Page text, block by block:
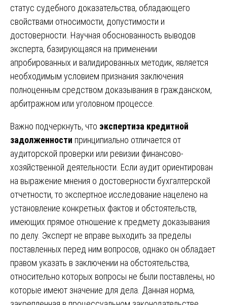
статус судебного доказательства, обладающего
свойствами относимости, допустимости и
достоверности. Научная обоснованность выводов
эксперта, базирующаяся на применении
апробированных и валидированных методик, является
необходимым условием признания заключения
полноценным средством доказывания в гражданском,
арбитражном или уголовном процессе.
Важно подчеркнуть, что экспертиза кредитной
задолженности принципиально отличается от
аудиторской проверки или ревизии финансово-
хозяйственной деятельности. Если аудит ориентирован
на выражение мнения о достоверности бухгалтерской
отчетности, то экспертное исследование нацелено на
установление конкретных фактов и обстоятельств,
имеющих прямое отношение к предмету доказывания
по делу. Эксперт не вправе выходить за пределы
поставленных перед ним вопросов, однако он обладает
правом указать в заключении на обстоятельства,
относительно которых вопросы не были поставлены, но
которые имеют значение для дела. Данная норма,